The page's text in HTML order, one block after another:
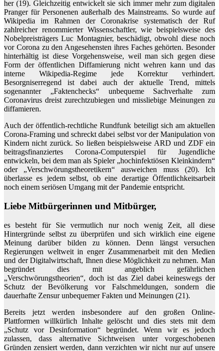
her (19). Gleichzeitig entwickelt sie sich immer mehr zum digitalen
Pranger für Personenen außerhalb des Mainstreams. So wurde auf
Wikipedia im Rahmen der Coronakrise systematisch der Ruf
zahlreicher renommierter Wissenschaftler, wie beispielsweise des
Nobelpreisträgers Luc Montagnier, beschädigt, obwohl diese noch
vor Corona zu den Angesehensten ihres Faches gehörten. Besonder
hinterhältig ist diese Vorgehensweise, weil man sich gegen diese
Form der öffentlichen Diffamierung nicht wehren kann und das
interne Wikipedia-Regime jede Korrektur verhindert.
Besorgniserregend ist dabei auch der aktuelle Trend, mittels
sogenannter „Faktenchecks“ unbequeme Sachverhalte zum
Coronavirus dreist zurechtzubiegen und missliebige Meinungen zu
diffamieren.
Auch der öffentlich-rechtliche Rundfunk beteiligt sich am aktuellen
Corona-Framing und schreckt dabei selbst vor der Manipulation von
Kindern nicht zurück. So ließen beispielsweise ARD und ZDF ein
beitragsfinanziertes Corona-Computerspiel für Jugendliche
entwickeln, bei dem man als Spieler „hochinfektiösen Kleinkindern“
oder „Verschwörungstheoretikern“ ausweichen muss (20). Ich
überlasse es jedem selbst, ob eine derartige Öffentlichkeitsarbeit
noch einem seriösen Umgang mit der Pandemie entspricht.
Liebe Mitbürgerinnen und Mitbürger,
es besteht für Sie vermutlich nur noch wenig Zeit, all diese
Hintergründe selbst zu überprüfen und sich wirklich eine eigene
Meinung darüber bilden zu können. Denn längst versuchen
Regierungen weltweit in enger Zusammenarbeit mit den Medien
und der Digitalwirtschaft, Ihnen diese Möglichkeit zu nehmen. Man
begründet dies mit angeblich gefährlichen
„Verschwörungstheorien“, doch ist das Ziel dabei keineswegs der
Schutz der Bevölkerung vor Falschmeldungen, sondern die
dauerhafte Zensur unbequemer Fakten und Meinungen (21).
Bereits jetzt werden insbesondere auf den großen Online-
Plattformen willkürlich Inhalte gelöscht und dies stets mit dem
„Schutz vor Desinformation“ begründet. Wenn wir es jedoch
zulassen, dass alternative Sichtweisen unter vorgeschobenen
Gründen zensiert werden, dann verzichten wir nicht nur auf unsere